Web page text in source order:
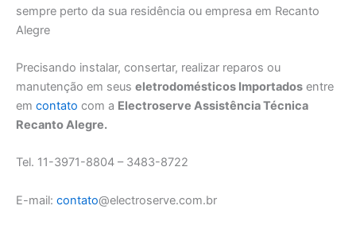
sempre perto da sua residência ou empresa em Recanto
Alegre
Precisando instalar, consertar, realizar reparos ou
manutenção em seus eletrodomésticos Importados entre
em contato com a Electroserve Assistência Técnica
Recanto Alegre.
Tel. 11-3971-8804 – 3483-8722
E-mail: contato@electroserve.com.br